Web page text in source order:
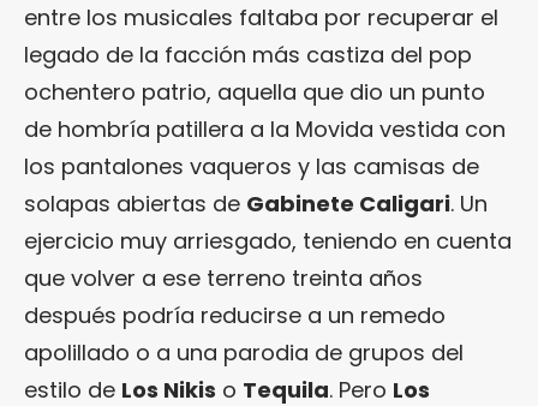
entre los musicales faltaba por recuperar el
legado de la facción más castiza del pop
ochentero patrio, aquella que dio un punto
de hombría patillera a la Movida vestida con
los pantalones vaqueros y las camisas de
solapas abiertas de Gabinete Caligari. Un
ejercicio muy arriesgado, teniendo en cuenta
que volver a ese terreno treinta años
después podría reducirse a un remedo
apolillado o a una parodia de grupos del
estilo de Los Nikis o Tequila. Pero Los